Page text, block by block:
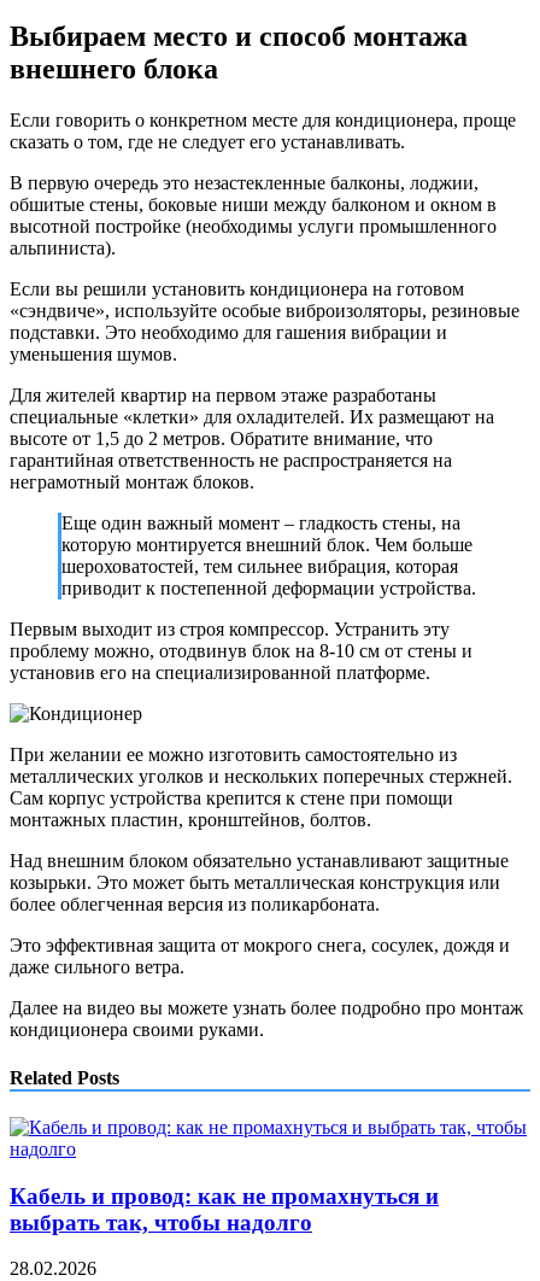
Выбираем место и способ монтажа
внешнего блока
Если говорить о конкретном месте для кондиционера, проще
сказать о том, где не следует его устанавливать.
В первую очередь это незастекленные балконы, лоджии,
обшитые стены, боковые ниши между балконом и окном в
высотной постройке (необходимы услуги промышленного
альпиниста).
Если вы решили установить кондиционера на готовом
«сэндвиче», используйте особые виброизоляторы, резиновые
подставки. Это необходимо для гашения вибрации и
уменьшения шумов.
Для жителей квартир на первом этаже разработаны
специальные «клетки» для охладителей. Их размещают на
высоте от 1,5 до 2 метров. Обратите внимание, что
гарантийная ответственность не распространяется на
неграмотный монтаж блоков.
Еще один важный момент – гладкость стены, на
которую монтируется внешний блок. Чем больше
шероховатостей, тем сильнее вибрация, которая
приводит к постепенной деформации устройства.
Первым выходит из строя компрессор. Устранить эту
проблему можно, отодвинув блок на 8-10 см от стены и
установив его на специализированной платформе.
При желании ее можно изготовить самостоятельно из
металлических уголков и нескольких поперечных стержней.
Сам корпус устройства крепится к стене при помощи
монтажных пластин, кронштейнов, болтов.
Над внешним блоком обязательно устанавливают защитные
козырьки. Это может быть металлическая конструкция или
более облегченная версия из поликарбоната.
Это эффективная защита от мокрого снега, сосулек, дождя и
даже сильного ветра.
Далее на видео вы можете узнать более подробно про монтаж
кондиционера своими руками.
Related Posts
Кабель и провод: как не промахнуться и
выбрать так, чтобы надолго
28.02.2026